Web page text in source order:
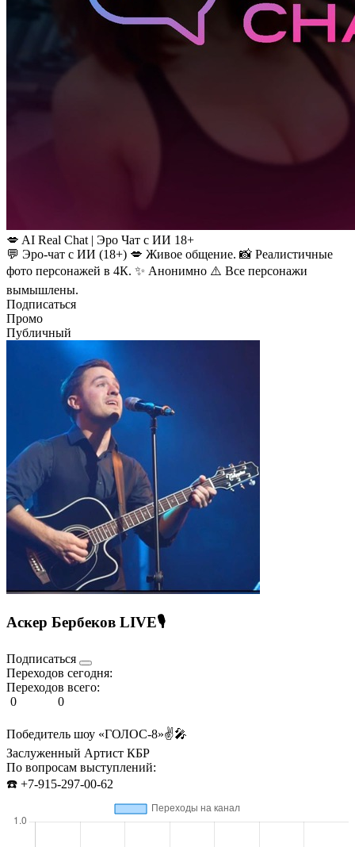
💋 AI Real Chat | Эро Чат с ИИ 18+
💬 Эро-чат с ИИ (18+) 💋 Живое общение. 📸 Реалистичные
фото персонажей в 4К. ✨ Анонимно ⚠️ Все персонажи
вымышлены.
Подписаться
Промо
Публичный
Аскер Бербеков LIVE🎙️
Подписаться
Переходов сегодня:
Переходов всего:
0
0
Победитель шоу «ГОЛОС-8»✌️🎤
Заслуженный Артист КБР
По вопросам выступлений:
☎️ +7-915-297-00-62